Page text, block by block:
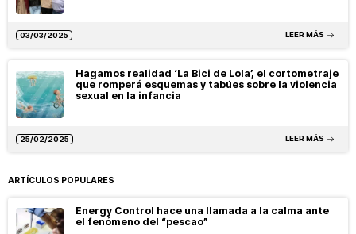
03/03/2025 LEER MÁS
Hagamos realidad ‘La Bici de Lola’, el cortometraje
que romperá esquemas y tabúes sobre la violencia
sexual en la infancia
25/02/2025 LEER MÁS
ARTÍCULOS POPULARES
Energy Control hace una llamada a la calma ante
el fenómeno del “pescao”